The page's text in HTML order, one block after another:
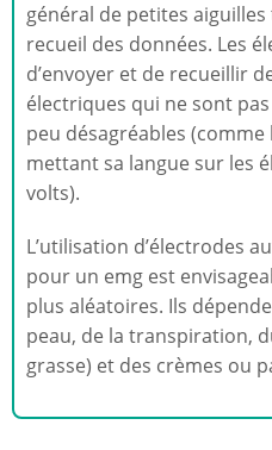
général de petites
recueil des données. Les
d’envoyer et de recueillir
électriques qui ne sont
peu désagréables (comme
mettant sa langue sur les
volts).
L’utilisation d’électrodes
pour un emg est
plus aléatoires. Ils
peau, de la transpiration,
grasse) et des crèmes ou